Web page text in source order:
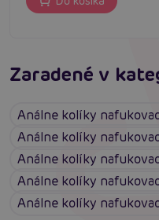
Zaradené v
Análne kolíky
Análne kolíky
Análne kolíky
Análne kolíky
Análne kolíky